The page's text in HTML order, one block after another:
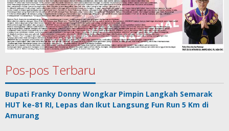
Pos-pos Terbaru
Bupati Franky Donny Wongkar Pimpin Langkah Semarak
HUT ke-81 RI, Lepas dan Ikut Langsung Fun Run 5 Km di
Amurang